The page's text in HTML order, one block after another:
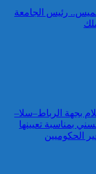
رئيس الجامعة
بجهة الرباط–سلا–
بمناسبة تعيينها
الحكوميين